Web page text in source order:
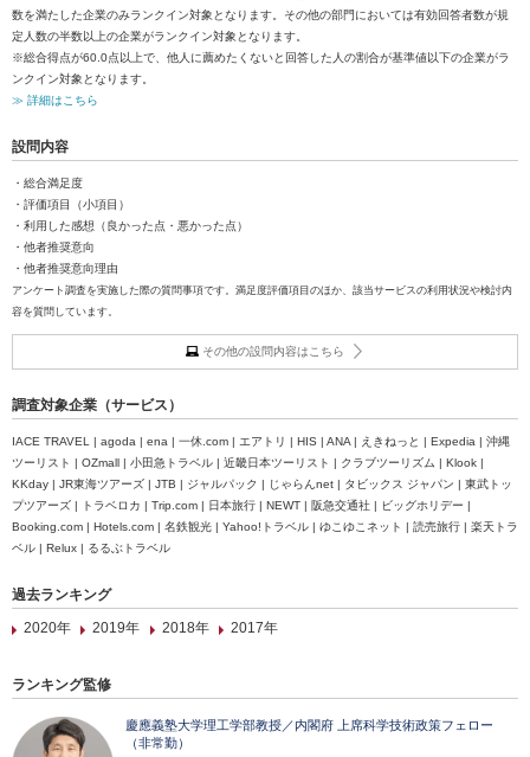
数を満たした企業のみランクイン対象となります。その他の部門においては有効回答者数が規
定人数の半数以上の企業がランクイン対象となります。
※総合得点が60.0点以上で、他人に薦めたくないと回答した人の割合が基準値以下の企業がラ
ンクイン対象となります。
≫ 詳細はこちら
設問内容
・総合満足度
・評価項目（小項目）
・利用した感想（良かった点・悪かった点）
・他者推奨意向
・他者推奨意向理由
アンケート調査を実施した際の質問事項です。満足度評価項目のほか、該当サービスの利用状況や検討内
容を質問しています。
その他の設問内容はこちら
調査対象企業（サービス）
IACE TRAVEL | agoda | ena | 一休.com | エアトリ | HIS | ANA | えきねっと | Expedia | 沖縄
ツーリスト | OZmall | 小田急トラベル | 近畿日本ツーリスト | クラブツーリズム | Klook |
KKday | JR東海ツアーズ | JTB | ジャルパック | じゃらんnet | タビックス ジャパン | 東武トッ
プツアーズ | トラベロカ | Trip.com | 日本旅行 | NEWT | 阪急交通社 | ビッグホリデー |
Booking.com | Hotels.com | 名鉄観光 | Yahoo!トラベル | ゆこゆこネット | 読売旅行 | 楽天トラ
ベル | Relux | るるぶトラベル
過去ランキング
2020年
2019年 2018年 2017年
ランキング監修
慶應義塾大学理工学部教授／内閣府 上席科学技術政策フェロー
（非常勤）